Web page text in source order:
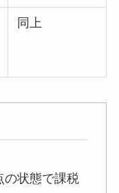
同上
の状態で課税